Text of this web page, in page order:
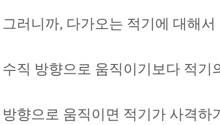
그러니까, 다가오는 적기에 대해
수직 방향으로 움직이기보다 적기
방향으로 움직이면 적기가 사격하